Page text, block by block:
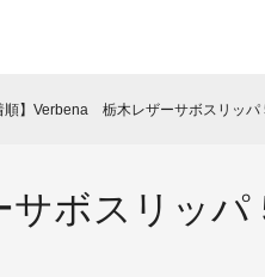
順】Verbena 栃木レザーサボスリッ
ボスリッパ